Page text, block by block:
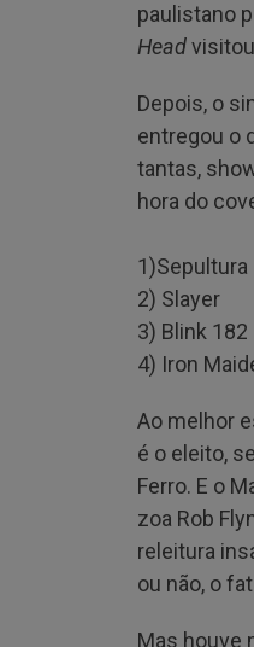
paulistano
Head
Depois, o
entregou o
tantas,
hora do
1)Sepultura
2) Slayer
3) Blink 182
4) Iron
Ao melhor
é o eleito,
Ferro. E o
zoa Rob
releitura
ou não, o
Mas houve